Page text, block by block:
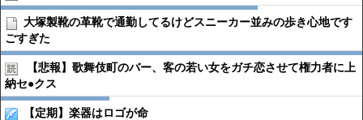
大塚製靴の革靴で通勤してるけどスニーカー並みの歩き心地です
ごすぎた
【悲報】歌舞伎町のバー、客の若い女をガチ恋させて権力者に上
納セ●︎クス
【定期】楽器はロゴが命